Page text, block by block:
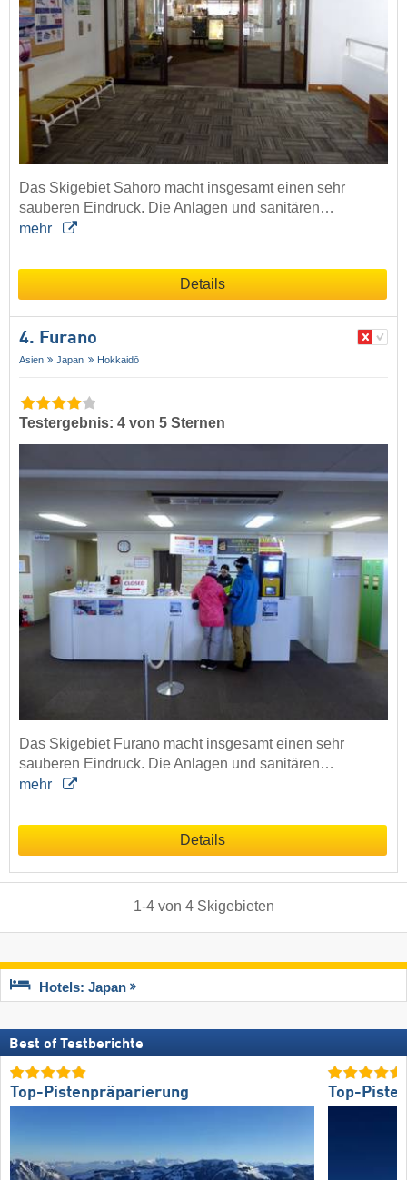
Das Skigebiet Sahoro macht insgesamt einen sehr
sauberen Eindruck. Die Anlagen und sanitären…
mehr
Details
4. Furano
Asien Japan Hokkaidō
Testergebnis: 4 von 5 Sternen
Das Skigebiet Furano macht insgesamt einen sehr
sauberen Eindruck. Die Anlagen und sanitären…
mehr
Details
1-4von 4 Skigebieten
Hotels: Japan
Best of Testberichte
Top-Pistenpräparierung Top-